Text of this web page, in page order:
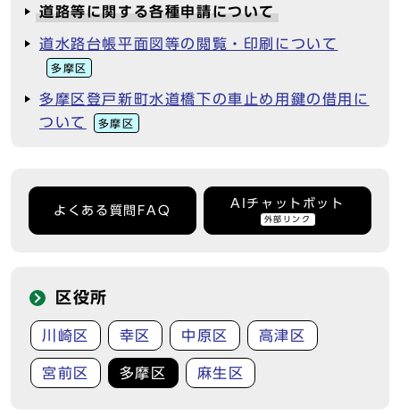
道路等に関する各種申請について
道水路台帳平面図等の閲覧・印刷について
多摩区
多摩区登戸新町水道橋下の車止め用鍵の借用に
ついて
多摩区
よくある質問FAQ
AIチャットボット
外部リンク
区役所
川崎区 幸区 中原区 高津区
宮前区 多摩区 麻生区